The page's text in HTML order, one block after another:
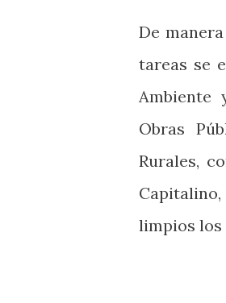
De
tareas se
Ambiente
Obras
Rurales,
limpios los